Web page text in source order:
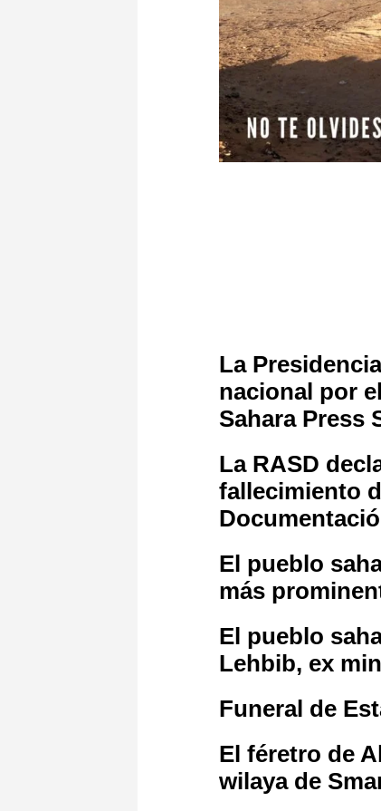
La
nacional por
Sahara Press
La RASD
fallecimiento
El pueblo
más
El pueblo
Lehbib, ex
Funeral de
El féretro de
wilaya de